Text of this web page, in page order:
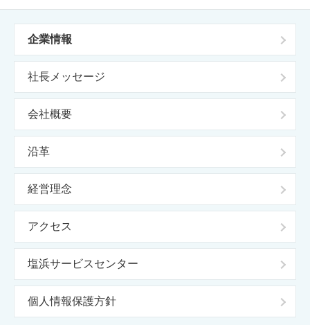
企業情報
社長メッセージ
会社概要
沿革
経営理念
アクセス
塩浜サービスセンター
個人情報保護方針